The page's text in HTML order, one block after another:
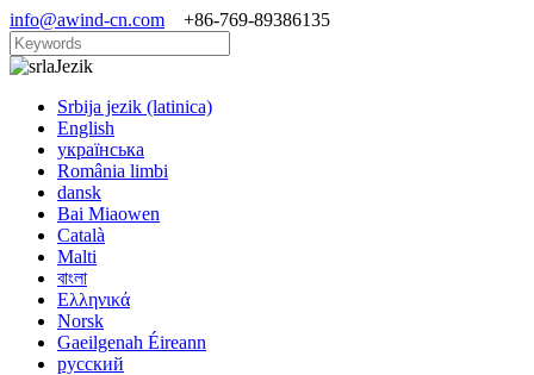
info@awind-cn.com +86-769-89386135
Jezik
Srbija jezik (latinica)
English
українська
România limbi
dansk
Bai Miaowen
Català
Malti
বাংলা
Ελληνικά
Norsk
Gaeilgenah Éireann
русский